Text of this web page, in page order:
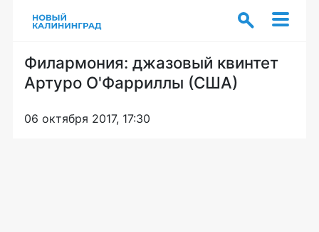
Филармония: джазовый квинтет
Артуро О'Фарриллы (США)
06 октября 2017, 17:30